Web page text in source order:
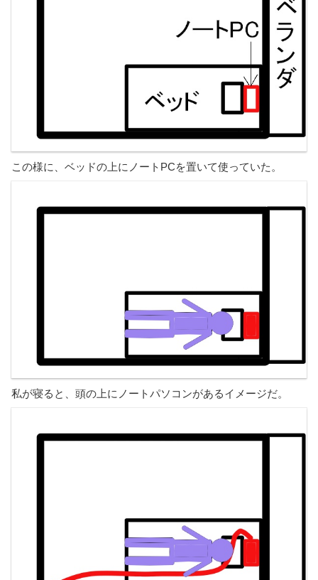
この様に、ベッドの上にノートPCを置いて使っていた。
私が寝ると、頭の上にノートパソコンがあるイメージだ。